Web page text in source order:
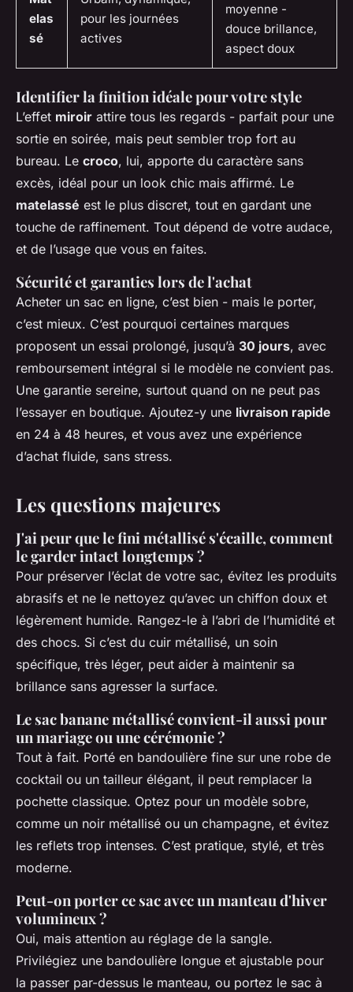
elas
sé
pour les journées
actives
moyenne -
douce brillance,
aspect doux
Identifier la finition idéale pour votre style
L’effet miroir attire tous les regards - parfait pour une
sortie en soirée, mais peut sembler trop fort au
bureau. Le croco, lui, apporte du caractère sans
excès, idéal pour un look chic mais affirmé. Le
matelassé est le plus discret, tout en gardant une
touche de raffinement. Tout dépend de votre audace,
et de l’usage que vous en faites.
Sécurité et garanties lors de l'achat
Acheter un sac en ligne, c’est bien - mais le porter,
c’est mieux. C’est pourquoi certaines marques
proposent un essai prolongé, jusqu’à 30 jours, avec
remboursement intégral si le modèle ne convient pas.
Une garantie sereine, surtout quand on ne peut pas
l’essayer en boutique. Ajoutez-y une livraison rapide
en 24 à 48 heures, et vous avez une expérience
d’achat fluide, sans stress.
Les questions majeures
J'ai peur que le fini métallisé s'écaille, comment
le garder intact longtemps ?
Pour préserver l’éclat de votre sac, évitez les produits
abrasifs et ne le nettoyez qu’avec un chiffon doux et
légèrement humide. Rangez-le à l’abri de l’humidité et
des chocs. Si c’est du cuir métallisé, un soin
spécifique, très léger, peut aider à maintenir sa
brillance sans agresser la surface.
Le sac banane métallisé convient-il aussi pour
un mariage ou une cérémonie ?
Tout à fait. Porté en bandoulière fine sur une robe de
cocktail ou un tailleur élégant, il peut remplacer la
pochette classique. Optez pour un modèle sobre,
comme un noir métallisé ou un champagne, et évitez
les reflets trop intenses. C’est pratique, stylé, et très
moderne.
Peut-on porter ce sac avec un manteau d'hiver
volumineux ?
Oui, mais attention au réglage de la sangle.
Privilégiez une bandoulière longue et ajustable pour
la passer par-dessus le manteau, ou portez le sac à